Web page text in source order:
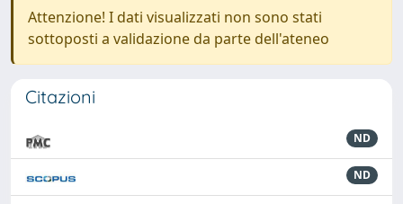
Attenzione! I dati visualizzati non sono stati
sottoposti a validazione da parte dell'ateneo
Citazioni
ND
ND